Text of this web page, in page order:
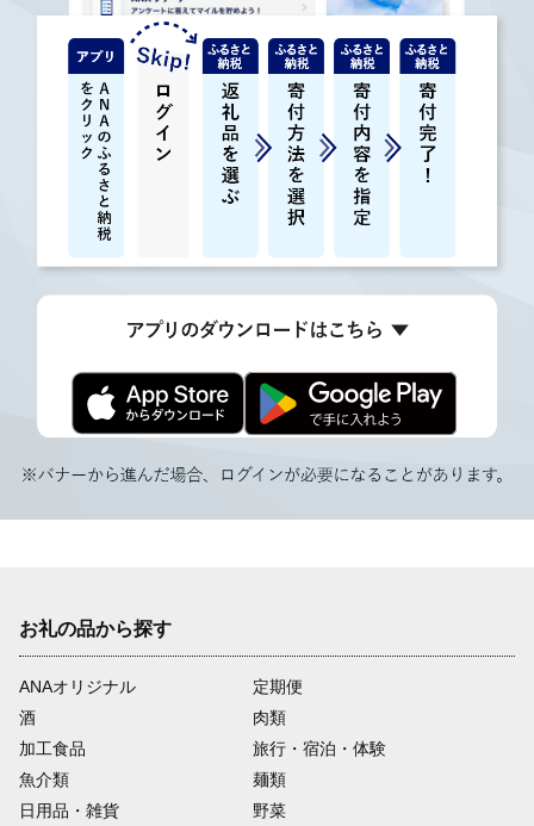
お礼の品から探す
ANAオリジナル
定期便
酒
肉類
加工食品
旅行・宿泊・体験
魚介類
麺類
日用品・雑貨
野菜